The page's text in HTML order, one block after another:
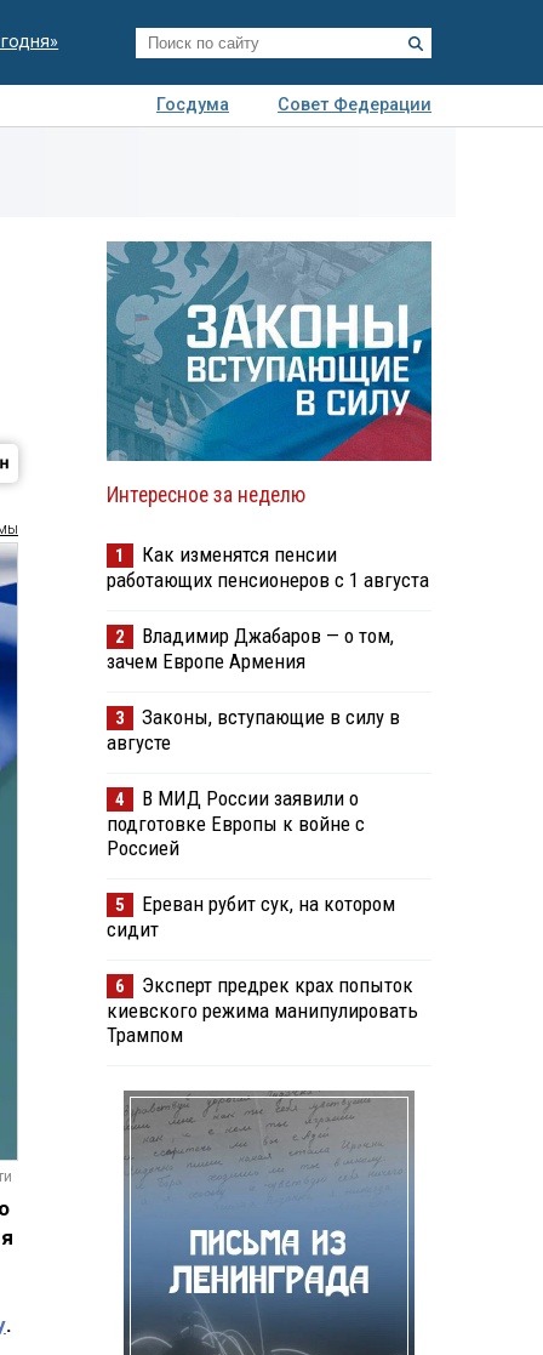
Госдума
Совет Федерации
.
Интересное за неделю
1
Как изменятся пенсии
работающих пенсионеров с 1 августа
2
Владимир Джабаров — о том,
зачем Европе Армения
3
Законы, вступающие в силу в
августе
4
В МИД России заявили о
подготовке Европы к войне с
Россией
5
Ереван рубит сук, на котором
сидит
6
Эксперт предрек крах попыток
киевского режима манипулировать
Трампом